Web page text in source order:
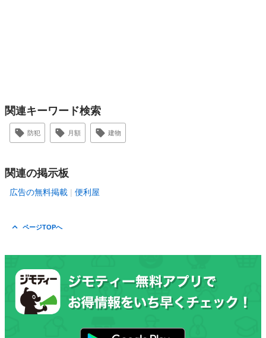
関連キーワード検索
防犯 月額 建物
関連の掲示板
広告の無料掲載 便利屋
ページTOPへ